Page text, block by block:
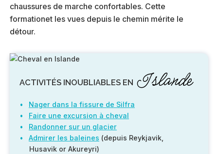
chaussures de marche confortables. Cette
formationet les vues depuis le chemin mérite le
détour.
ACTIVITÉS INOUBLIABLES EN Islande
Nager dans la fissure de Silfra
Faire une excursion à cheval
Randonner sur un glacier
Admirer les baleines (depuis Reykjavik,
Husavik or Akureyri)